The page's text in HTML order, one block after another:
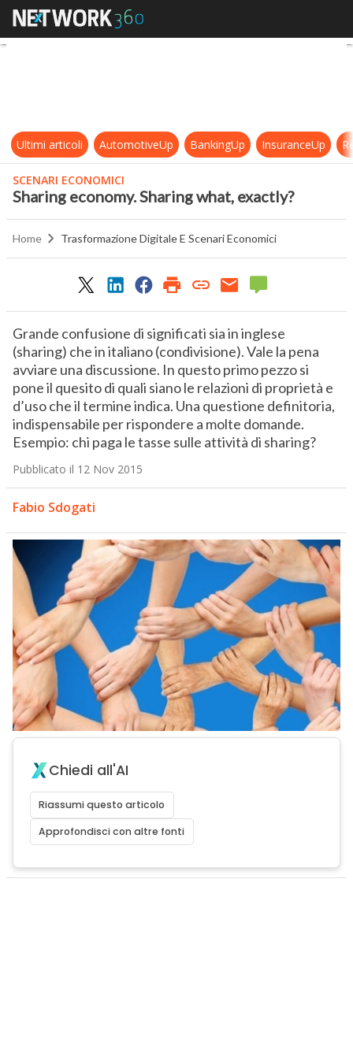
Sharing economy. Sharing what,
Ultimi articoli AutomotiveUp BankingUp InsuranceUp
SCENARI ECONOMICI
Sharing economy. Sharing what, exactly?
Home Trasformazione Digitale E Scenari Economici
Grande confusione di significati sia in inglese
(sharing) che in italiano (condivisione). Vale la pena
avviare una discussione. In questo primo pezzo si
pone il quesito di quali siano le relazioni di proprietà e
d’uso che il termine indica. Una questione definitoria,
indispensabile per rispondere a molte domande.
Esempio: chi paga le tasse sulle attività di sharing?
Pubblicato il 12 Nov 2015
Fabio Sdogati
Chiedi all'AI
Riassumi questo articolo
Approfondisci con altre fonti